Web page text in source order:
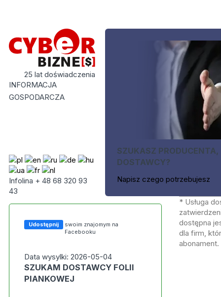
25 lat doświadczenia
INFORMACJA
GOSPODARCZA
Infolina + 48 68 320 93
43
SZUKASZ PRODUCENTA,
DOSTAWCY?
Napisz czego potrzebujesz
Udostępnij
swoim znajomym na
Facebooku
Data wysylki: 2026-05-04
SZUKAM DOSTAWCY FOLII
PIANKOWEJ
* Usługa
dostępna
dla firm,
abonament.